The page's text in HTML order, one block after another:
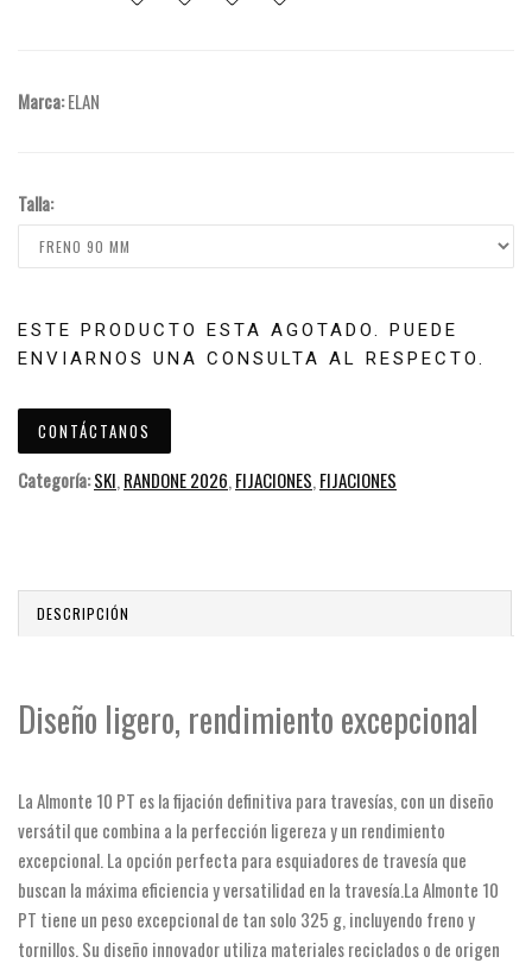
Marca:ELAN
Talla:
ESTE PRODUCTO ESTA AGOTADO. PUEDE
ENVIARNOS UNA CONSULTA AL RESPECTO.
CONTÁCTANOS
Categoría:SKI, RANDONE 2026, FIJACIONES, FIJACIONES
DESCRIPCIÓN
Diseño ligero, rendimiento excepcional
La Almonte 10 PT es la fijación definitiva para travesías, con un diseño
versátil que combina a la perfección ligereza y un rendimiento
excepcional. La opción perfecta para esquiadores de travesía que
buscan la máxima eficiencia y versatilidad en la travesía.La Almonte 10
PT tiene un peso excepcional de tan solo 325 g, incluyendo freno y
tornillos. Su diseño innovador utiliza materiales reciclados o de origen